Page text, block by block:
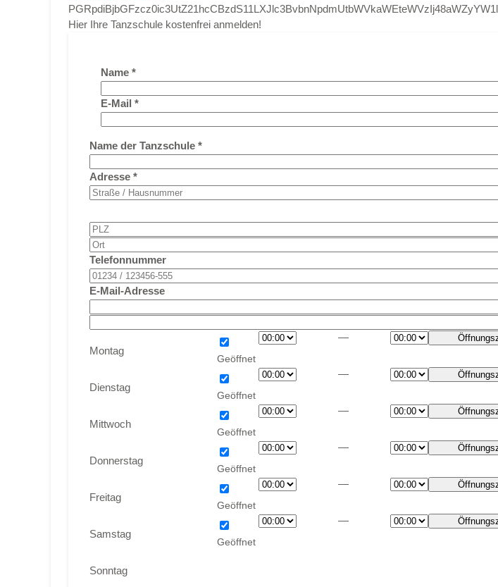
Hier Ihre Tanzschule kostenfrei anmelden!
Name *
E-Mail *
Name der Tanzschule *
Adresse *
Telefonnummer
E-Mail-Adresse
Montag
—
Dienstag
—
Mittwoch
—
Donnerstag
—
Freitag
—
Samstag
—
Sonntag